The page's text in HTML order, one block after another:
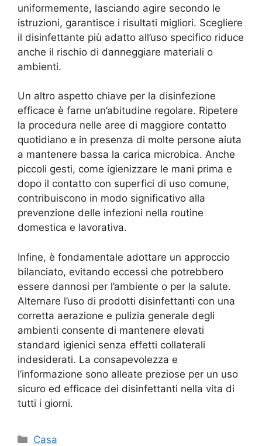
uniformemente, lasciando agire secondo le
istruzioni, garantisce i risultati migliori. Scegliere
il disinfettante più adatto all’uso specifico riduce
anche il rischio di danneggiare materiali o
ambienti.
Un altro aspetto chiave per la disinfezione
efficace è farne un’abitudine regolare. Ripetere
la procedura nelle aree di maggiore contatto
quotidiano e in presenza di molte persone aiuta
a mantenere bassa la carica microbica. Anche
piccoli gesti, come igienizzare le mani prima e
dopo il contatto con superfici di uso comune,
contribuiscono in modo significativo alla
prevenzione delle infezioni nella routine
domestica e lavorativa.
Infine, è fondamentale adottare un approccio
bilanciato, evitando eccessi che potrebbero
essere dannosi per l’ambiente o per la salute.
Alternare l’uso di prodotti disinfettanti con una
corretta aerazione e pulizia generale degli
ambienti consente di mantenere elevati
standard igienici senza effetti collaterali
indesiderati. La consapevolezza e
l’informazione sono alleate preziose per un uso
sicuro ed efficace dei disinfettanti nella vita di
tutti i giorni.
Categorie
Casa